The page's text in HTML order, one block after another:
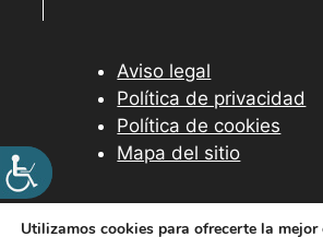
Aviso legal
Política de privacidad
Política de cookies
Mapa del sitio
Utilizamos cookies para ofrecerte la mejor